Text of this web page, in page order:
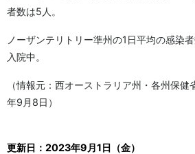
者数は5人。
ノーザンテリトリー準州の1日平均の感染
入院中。
（情報元：西オーストラリア州・各州保
年9月8日）
更新日：2023年9月1日（金）